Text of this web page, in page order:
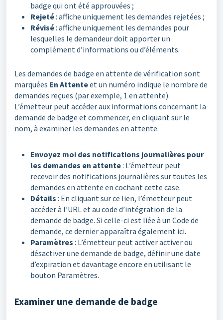
badge qui ont été approuvées ;
Rejeté: affiche uniquement les demandes rejetées ;
Révisé: affiche uniquement les demandes pour
lesquelles le demandeur doit apporter un
complément d’informations ou d’éléments.
Les demandes de badge en attente de vérification sont
marquées En Attenteet un numéro indique le nombre de
demandes reçues (par exemple, 1 en attente).
L’émetteur peut accéder aux informations concernant la
demande de badge et commencer, en cliquant sur le
nom, à examiner les demandes en attente.
Envoyez moi des notifications journalières pour
les demandes en attente: L’émetteur peut
recevoir des notifications journalières sur toutes les
demandes en attente en cochant cette case.
Détails : En cliquant sur ce lien, l’émetteur peut
accéder à l’URL et au code d’intégration de la
demande de badge. Si celle-ci est liée à un Code de
demande, ce dernier apparaîtra également ici.
Paramètres : L’émetteur peut activer activer ou
désactiver une demande de badge, définir une date
d’expiration et davantage encore en utilisant le
bouton Paramètres.
Examiner une demande de badge